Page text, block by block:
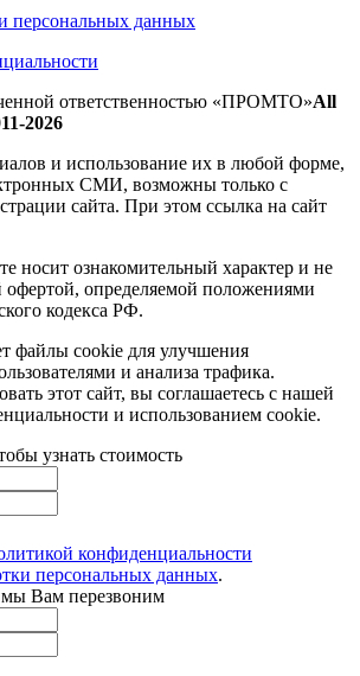
персональных данных
ответственностью «ПРОМТО»All
2026
и использование их в любой форме,
СМИ, возможны только c
сайта. При этом ссылка на сайт
носит ознакомительный характер и не
офертой, определяемой положениями
кодекса РФ.
файлы cookie для улучшения
и анализа трафика.
этот сайт, вы соглашаетесь с нашей
и использованием cookie.
узнать стоимость
конфиденциальности
персональных данных.
Вам перезвоним